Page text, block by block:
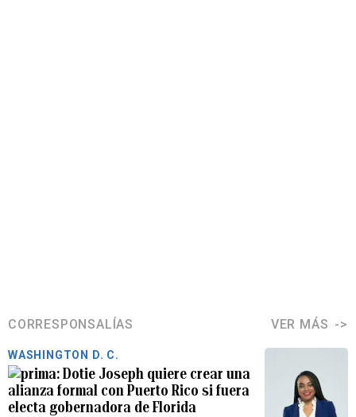
CORRESPONSALÍAS VER MÁS
WASHINGTON D. C.
Dotie Joseph quiere crear una
alianza formal con Puerto Rico si fuera
electa gobernadora de Florida